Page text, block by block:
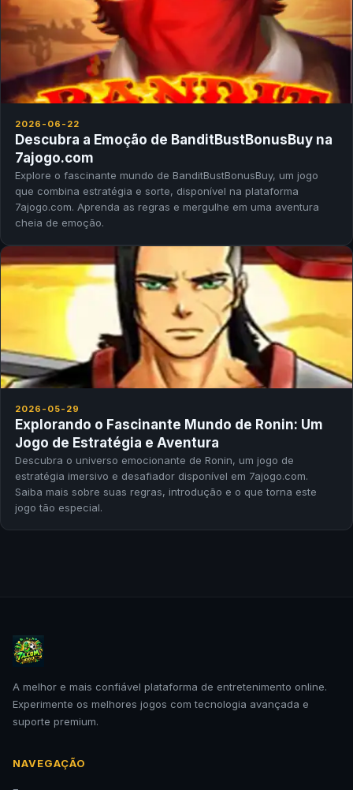
2026-06-22
Descubra a Emoção de BanditBustBonusBuy na
7ajogo.com
Explore o fascinante mundo de BanditBustBonusBuy, um jogo
que combina estratégia e sorte, disponível na plataforma
7ajogo.com. Aprenda as regras e mergulhe em uma aventura
cheia de emoção.
2026-05-29
Explorando o Fascinante Mundo de Ronin: Um
Jogo de Estratégia e Aventura
Descubra o universo emocionante de Ronin, um jogo de
estratégia imersivo e desafiador disponível em 7ajogo.com.
Saiba mais sobre suas regras, introdução e o que torna este
jogo tão especial.
A melhor e mais confiável plataforma de entretenimento online.
Experimente os melhores jogos com tecnologia avançada e
suporte premium.
NAVEGAÇÃO